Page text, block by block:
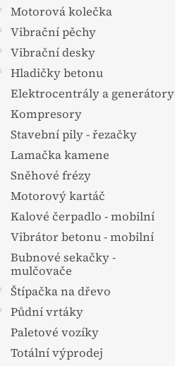
Motorová kolečka
Vibrační pěchy
Vibrační desky
Hladičky betonu
Elektrocentrály a generátory
Kompresory
Stavební pily - řezačky
Lamačka kamene
Sněhové frézy
Motorový kartáč
Kalové čerpadlo - mobilní
Vibrátor betonu - mobilní
Bubnové sekačky -
mulčovače
Štípačka na dřevo
Půdní vrtáky
Paletové vozíky
Totální výprodej